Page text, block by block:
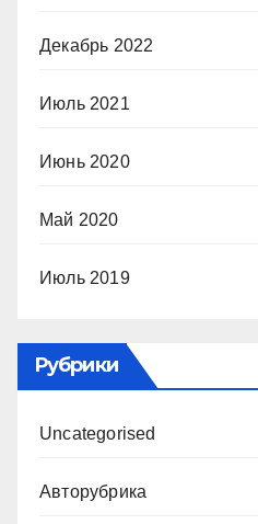
Декабрь 2022
Июль 2021
Июнь 2020
Май 2020
Июль 2019
Рубрики
Uncategorised
Авторубрика